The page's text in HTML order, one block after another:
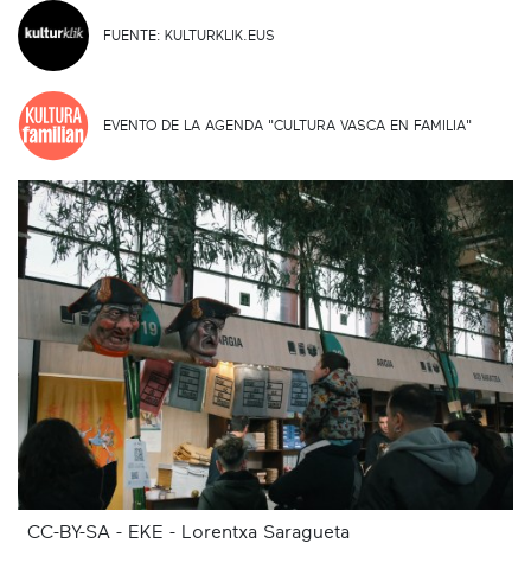
FUENTE: KULTURKLIK.EUS
EVENTO DE LA AGENDA "CULTURA VASCA EN FAMILIA"
CC-BY-SA - EKE - Lorentxa Saragueta